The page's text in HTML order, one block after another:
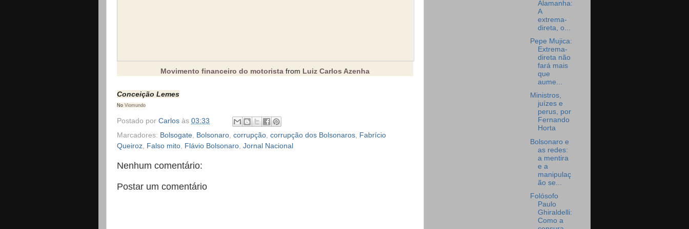
Movimento financeiro do motorista from Luiz Carlos Azenha
Conceição Lemes
No Viomundo
Postado por Carlos às 03:33
Marcadores: Bolsogate Bolsonaro corrupção corrupção dos Bolsonaros Fabrício
Queiroz Falso mito Flávio Bolsonaro Jornal Nacional
Nenhum comentário:
Postar um comentário
Alamanha:
A
extrema-
direta, o...
Pepe Mujica:
Extrema-
direta não
fará mais
que
aume...
Ministros,
juízes e
perus, por
Fernando
Horta
Bolsonaro e
as redes:
a mentira
e a
manipulaç
ão se...
Folósofo
Paulo
Ghiraldelli:
Como a